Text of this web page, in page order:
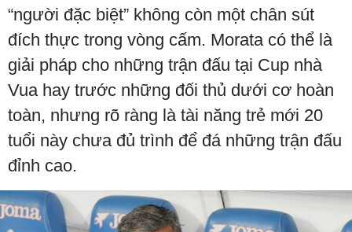
“người đặc biệt” không còn một chân sút
đích thực trong vòng cấm. Morata có thể là
giải pháp cho những trận đấu tại Cup nhà
Vua hay trước những đối thủ dưới cơ hoàn
toàn, nhưng rõ ràng là tài năng trẻ mới 20
tuổi này chưa đủ trình để đá những trận đấu
đỉnh cao.